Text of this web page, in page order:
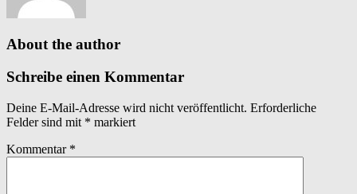
About the author
Schreibe einen Kommentar
Deine E-Mail-Adresse wird nicht veröffentlicht. Erforderliche
Felder sind mit * markiert
Kommentar *